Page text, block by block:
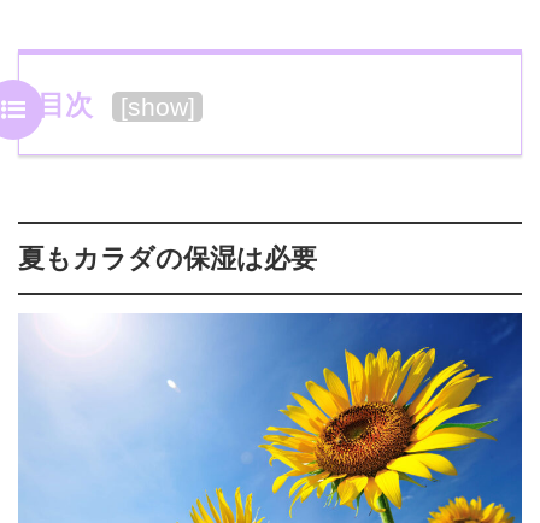
目次 [show]
夏もカラダの保湿は必要